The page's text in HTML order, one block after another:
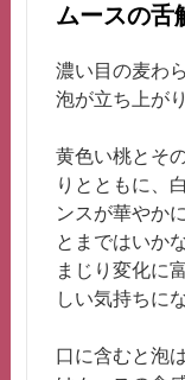
ムースの舌
濃い目の麦わ
泡が立ち上が
黄色い桃とそ
りとともに、
ンスが華やか
とまではいか
まじり変化に
しい気持ちに
口に含むと泡